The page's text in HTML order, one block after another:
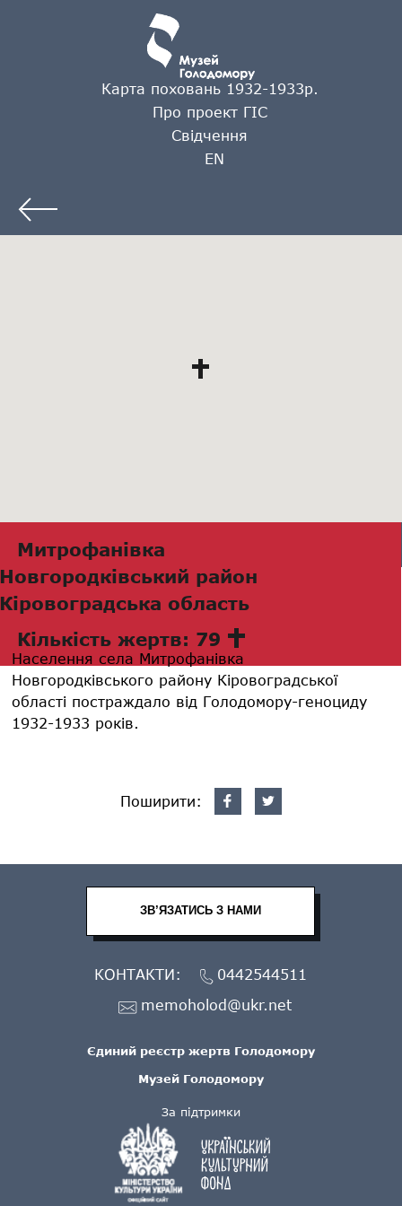
Карта поховань 1932-1933р.
Про проект ГІС
Свідчення
EN
Митрофанівка
Новгородківський район
Кіровоградська область
Кількість жертв: 79
Населення села Митрофанівка
Новгородківського району Кіровоградської
області постраждало від Голодомору-геноциду
1932-1933 років.
Поширити:
За підтримки
Єдиний реєстр жертв Голодомору
Музей Голодомору
ЗВ’ЯЗАТИСЬ З НАМИ
КОНТАКТИ:
0442544511
memoholod@ukr.net